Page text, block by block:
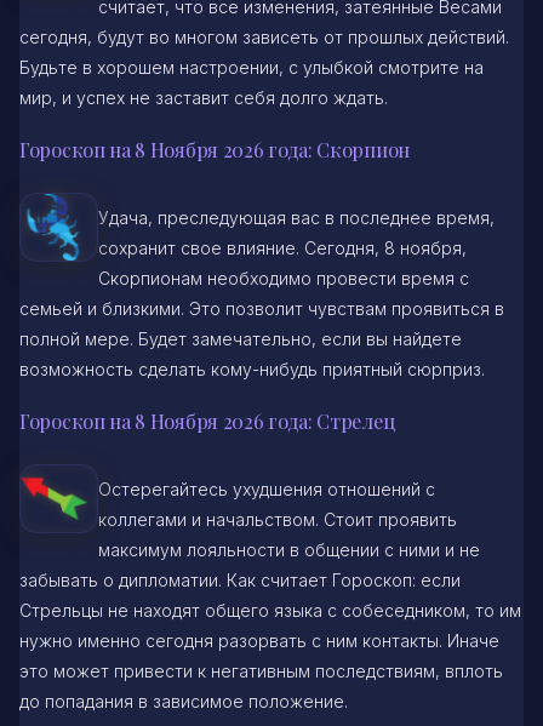
считает, что все изменения, затеянные Весами
сегодня, будут во многом зависеть от прошлых действий.
Будьте в хорошем настроении, с улыбкой смотрите на
мир, и успех не заставит себя долго ждать.
Гороскоп на 8 Ноября 2026 года: Скорпион
Удача, преследующая вас в последнее время,
сохранит свое влияние. Сегодня, 8 ноября,
Скорпионам необходимо провести время с
семьей и близкими. Это позволит чувствам проявиться в
полной мере. Будет замечательно, если вы найдете
возможность сделать кому-нибудь приятный сюрприз.
Гороскоп на 8 Ноября 2026 года: Стрелец
Остерегайтесь ухудшения отношений с
коллегами и начальством. Стоит проявить
максимум лояльности в общении с ними и не
забывать о дипломатии. Как считает Гороскоп: если
Стрельцы не находят общего языка с собеседником, то им
нужно именно сегодня разорвать с ним контакты. Иначе
это может привести к негативным последствиям, вплоть
до попадания в зависимое положение.